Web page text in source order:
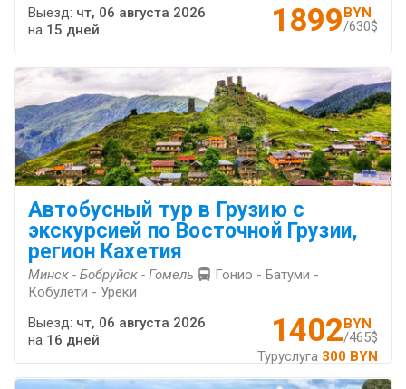
1899 BYN
/630$
Выезд: чт, 06 августа 2026
на 15 дней
Автобусный тур в Грузию с
экскурсией по Восточной Грузии,
регион Кахетия
Минск - Бобруйск - Гомель
Гонио - Батуми -
Кобулети - Уреки
1402BYN
/465$
Туруслуга 300 BYN
Выезд: чт, 06 августа 2026
на 16 дней